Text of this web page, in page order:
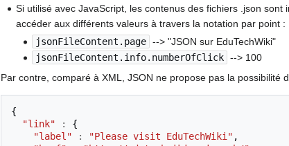
Si utilisé avec JavaScript, les contenus des fichiers .json
accéder aux différents valeurs à travers la notation par point :
jsonFileContent.page --> "JSON sur EduTechWiki"
jsonFileContent.info.numberOfClick --> 100
Par contre, comparé à XML, JSON ne propose pas la
{
"link"
:
{
"label"
: "Please visit EduTechWiki" ,